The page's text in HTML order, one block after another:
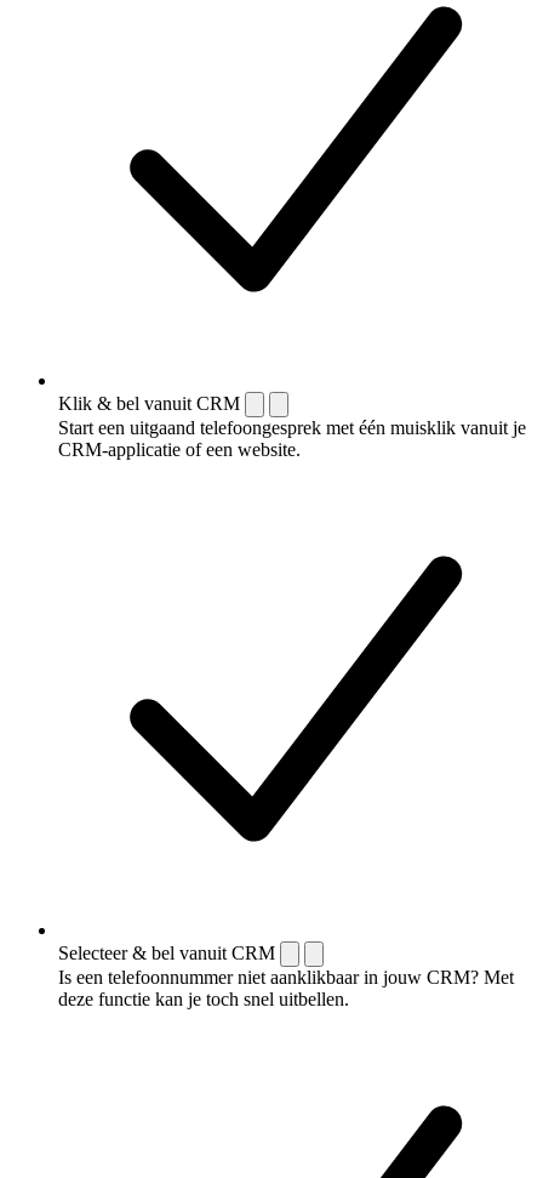
Klik & bel vanuit CRM
Start een uitgaand telefoongesprek met één muisklik vanuit je
CRM-applicatie of een website.
Selecteer & bel vanuit CRM
Is een telefoonnummer niet aanklikbaar in jouw CRM? Met
deze functie kan je toch snel uitbellen.